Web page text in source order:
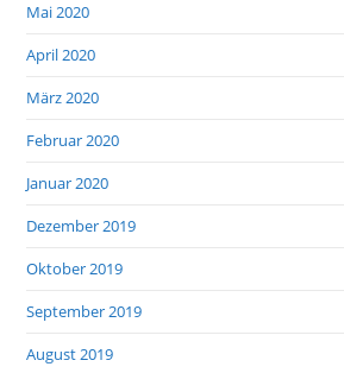
Mai 2020
April 2020
März 2020
Februar 2020
Januar 2020
Dezember 2019
Oktober 2019
September 2019
August 2019